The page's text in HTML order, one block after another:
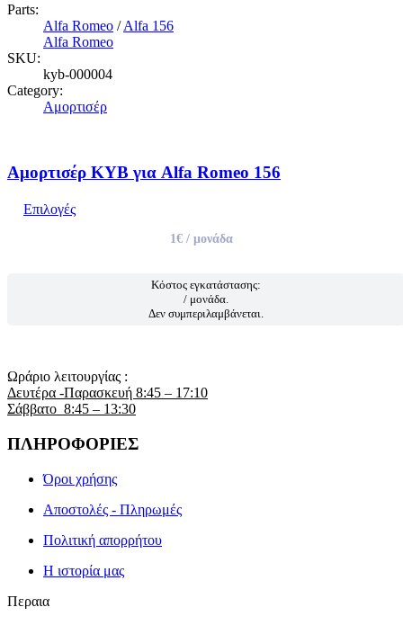
Parts:
Alfa Romeo /Alfa 156
Alfa Romeo
SKU:
kyb-000004
Category:
Αμορτισέρ
Αμορτισέρ KYB για Alfa Romeo 156
Επιλογές
1€ / μονάδα
Κόστος εγκατάστασης:
/ μονάδα.
Δεν συμπεριλαμβάνεται.
Ωράριο λειτουργίας :
Δευτέρα -Παρασκευή 8:45 – 17:10
Σάββατο 8:45 – 13:30
ΠΛΗΡΟΦΟΡΙΕΣ
Όροι χρήσης
Αποστολές - Πληρωμές
Πολιτική απορρήτου
Η ιστορία μας
Περαια